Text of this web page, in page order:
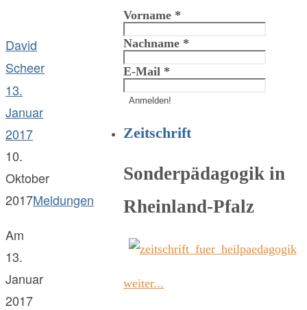
David
Scheer
13.
Januar
2017
10.
Oktober
2017Meldungen
Am
13.
Januar
2017
Vorname *
Nachname *
E-Mail *
Zeitschrift
Sonderpädagogik in
Rheinland-Pfalz
weiter...